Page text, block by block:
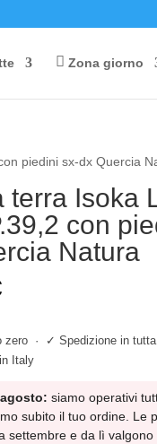
Zona giorno
piedini sx-dx Quercia
terra Isoka
con
Natura
zero · ✓ Spedizione in
Italy
siamo operativi
subito il tuo ordine. Le
settembre e da lì valgono